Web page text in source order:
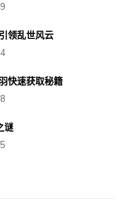
领乱世风云
快速获取秘籍
谜